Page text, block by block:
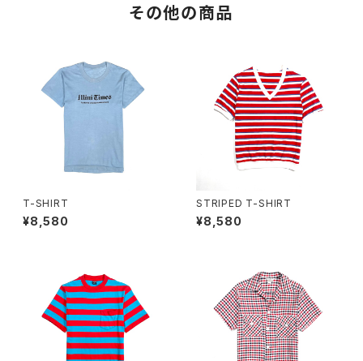
その他の商品
T-SHIRT
¥8,580
STRIPED T-SHIRT
¥8,580